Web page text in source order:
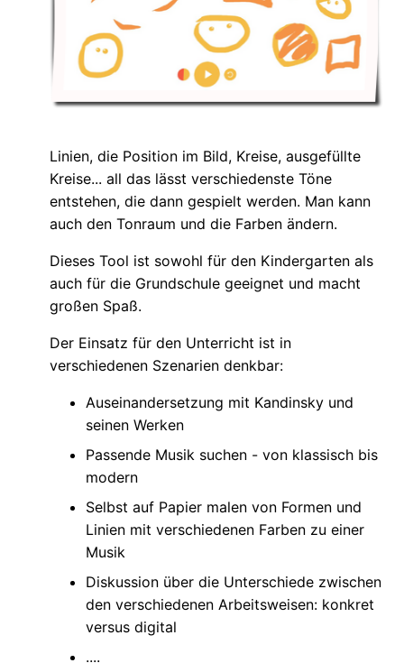
Linien, die Position im Bild, Kreise, ausgefüllte
Kreise... all das lässt verschiedenste Töne
entstehen, die dann gespielt werden. Man kann
auch den Tonraum und die Farben ändern.
Dieses Tool ist sowohl für den Kindergarten als
auch für die Grundschule geeignet und macht
großen Spaß.
Der Einsatz für den Unterricht ist in
verschiedenen Szenarien denkbar:
Auseinandersetzung mit Kandinsky und
seinen Werken
Passende Musik suchen - von klassisch bis
modern
Selbst auf Papier malen von Formen und
Linien mit verschiedenen Farben zu einer
Musik
Diskussion über die Unterschiede zwischen
den verschiedenen Arbeitsweisen: konkret
versus digital
....